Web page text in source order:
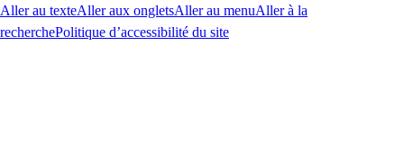
Aller au texteAller aux ongletsAller au menuAller à la
recherchePolitique d’accessibilité du site